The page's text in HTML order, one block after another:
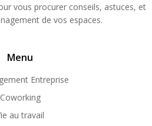
vous procurer conseils, astuces, et
de vos espaces.
Menu
Entreprise
Coworking
au travail